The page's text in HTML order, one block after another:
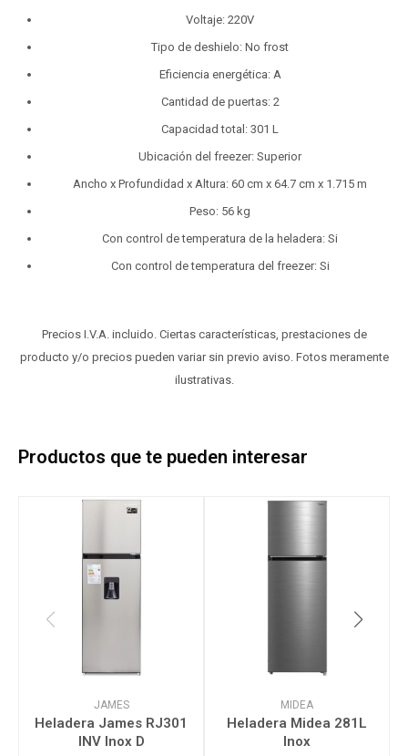
Voltaje: 220V
Tipo de deshielo: No frost
Eficiencia energética: A
Cantidad de puertas: 2
Capacidad total: 301 L
Ubicación del freezer: Superior
Ancho x Profundidad x Altura: 60 cm x 64.7 cm x 1.715 m
Peso: 56 kg
Con control de temperatura de la heladera: Si
Con control de temperatura del freezer: Si
Precios I.V.A. incluido. Ciertas características, prestaciones de
producto y/o precios pueden variar sin previo aviso. Fotos meramente
ilustrativas.
Productos que te pueden interesar
JAMES
Heladera James RJ301
INV Inox D
MIDEA
Heladera Midea 281L
Inox